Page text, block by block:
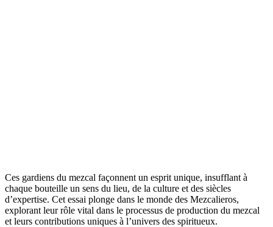
Ces gardiens du mezcal façonnent un esprit unique, insufflant à
chaque bouteille un sens du lieu, de la culture et des siècles
d’expertise. Cet essai plonge dans le monde des Mezcalieros,
explorant leur rôle vital dans le processus de production du mezcal
et leurs contributions uniques à l’univers des spiritueux.